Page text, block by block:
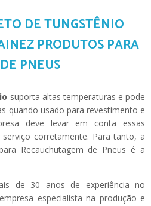
DE TUNGSTÊNIO
PRODUTOS PARA
PNEUS
suporta altas temperaturas e pode
quando usado para revestimento e
deve levar em conta essas
corretamente. Para tanto, a
Recauchutagem de Pneus é a
de 30 anos de experiência no
especialista na produção e